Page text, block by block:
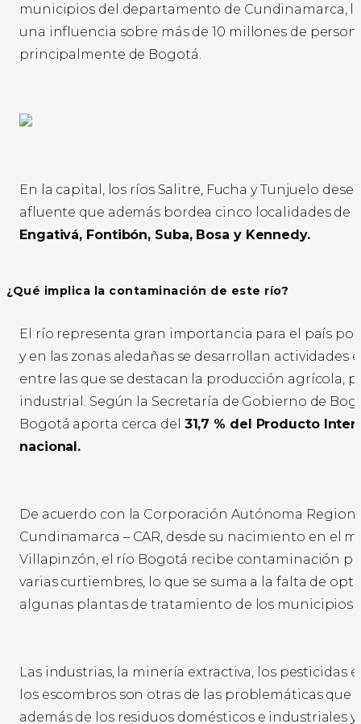
municipios del departamento de Cundinamarca,
una influencia sobre más de 10 millones de
principalmente de Bogotá.
En la capital, los ríos Salitre, Fucha y Tunjuelo
afluente que además bordea cinco localidades de
Engativá, Fontibón, Suba, Bosa y Kennedy.
¿Qué implica la contaminación de este río?
El río representa gran importancia para el país
y en las zonas aledañas se desarrollan actividades
entre las que se destacan la producción agrícola,
industrial. Según la Secretaría de Gobierno de
Bogotá aporta cerca del 31,7 % del Producto
nacional.
De acuerdo con la Corporación Autónoma
Cundinamarca – CAR, desde su nacimiento en el
Villapinzón, el río Bogotá recibe contaminación
varias curtiembres, lo que se suma a la falta de
algunas plantas de tratamiento de los municipios
Las industrias, la minería extractiva, los pesticidas
los escombros son otras de las problemáticas que
además de los residuos domésticos e industriales